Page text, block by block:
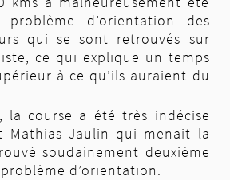
15km 30km
d’orientation des
qui se sont retrouvés sur
ce qui explique un temps
à ce qu’ils auraient du
la course a été très indécise
Mathias Jaulin qui menait la
soudainement deuxième
d’orientation.